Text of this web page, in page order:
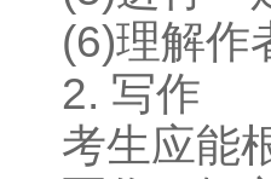
(6)理解作
2. 写作
考生应能